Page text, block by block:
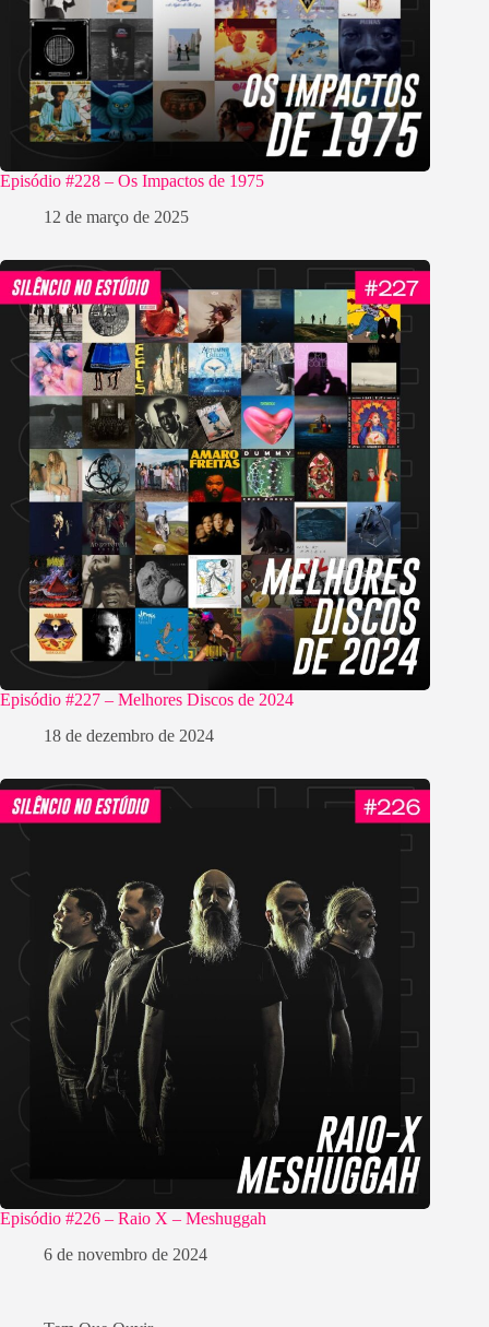
Episódio #228 – Os Impactos de 1975
12 de março de 2025
Episódio #227 – Melhores Discos de 2024
18 de dezembro de 2024
Episódio #226 – Raio X – Meshuggah
6 de novembro de 2024